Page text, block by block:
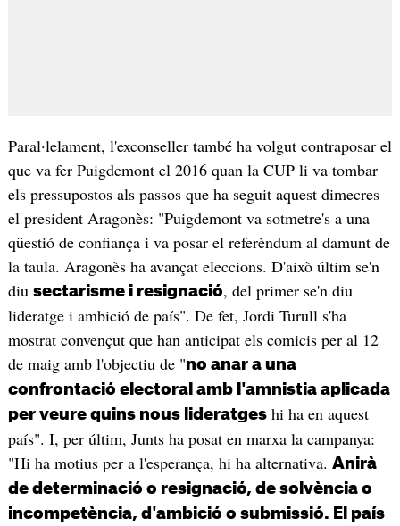
Paral·lelament, l'exconseller també ha volgut contraposar el
que va fer Puigdemont el 2016 quan la CUP li va tombar
els pressupostos als passos que ha seguit aquest dimecres
el president Aragonès: "Puigdemont va sotmetre's a una
qüestió de confiança i va posar el referèndum al damunt de
la taula. Aragonès ha avançat eleccions. D'això últim se'n
diu sectarisme i resignació, del primer se'n diu
lideratge i ambició de país". De fet, Jordi Turull s'ha
mostrat convençut que han anticipat els comicis per al 12
de maig amb l'objectiu de "no anar a una
confrontació electoral amb l'amnistia aplicada
per veure quins nous lideratgeshi ha en aquest
país". I, per últim, Junts ha posat en marxa la campanya:
"Hi ha motius per a l'esperança, hi ha alternativa. Anirà
de determinació o resignació, de solvència o
incompetència, d'ambició o submissió. El país